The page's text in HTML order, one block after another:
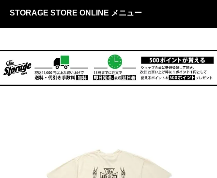
STORAGE STORE ONLINE メニュー